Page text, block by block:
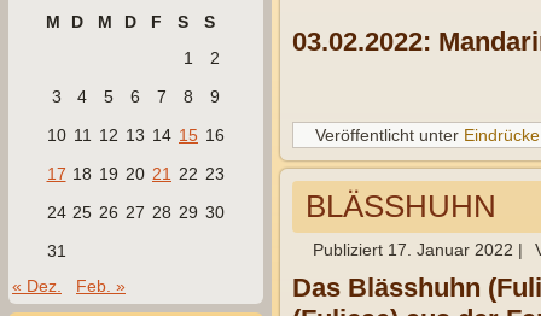
M
D M D F S
S
1
2
3
4 5 6 7 8
9
10 11 12 13 14 15 16
17 18 19 20 21 22 23
24 25 26 27 28 29 30
31
« Dez.
Feb. »
03.02.2022:
Veröffentlicht unter Eindrücke
BLÄSSHUHN
Publiziert 17. Januar 2022 |
Das Blässhuhn